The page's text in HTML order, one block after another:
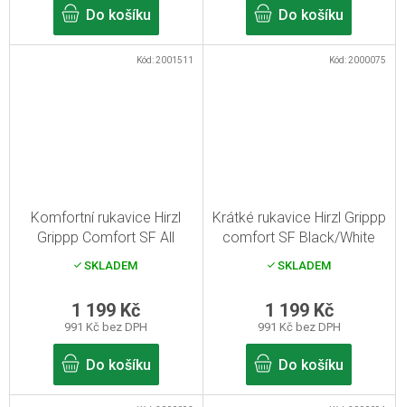
Do košíku Do košíku
Komfortní rukavice Hirzl
Grippp Comfort SF All
SKLADEM
991 Kč bez DPH
1 199 Kč
Do košíku
Kód:2001511
Krátké rukavice Hirzl Grippp
comfort SF Black/White
SKLADEM
991 Kč bez DPH
1 199 Kč
Do košíku
Kód:2000075